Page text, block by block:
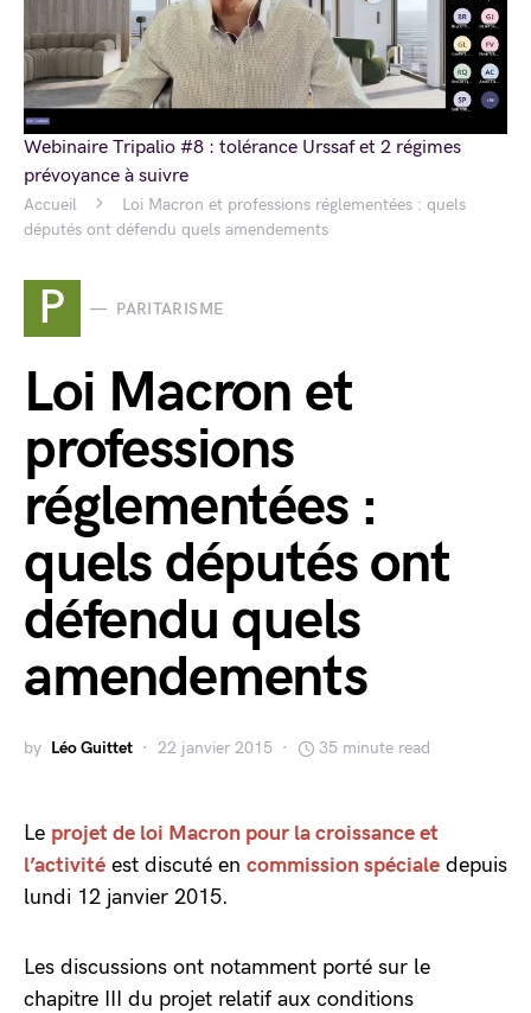
Accueil
Loi Macron et professions réglementées : quels
députés ont défendu quels amendements
P PARITARISME
Loi Macron et
professions
réglementées :
quels députés ont
défendu quels
amendements
by Léo Guittet 22 janvier 2015 35 minute read
Le projet de loi Macron pour la croissance et
l’activité est discuté en commission spéciale depuis
lundi 12 janvier 2015.
Les discussions ont notamment porté sur le
chapitre III du projet relatif aux conditions
Webinaire Tripalio #8 : tolérance Urssaf et 2 régimes
prévoyance à suivre